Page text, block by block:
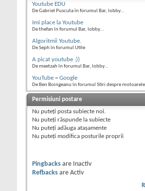
Youtube EDU
De Gabriel Puscuta în forumul Bar, lobby...
Imi place la Youtube
De thefan în forumul Bar, lobby...
Algoritmii Youtube.
De Seph în forumul Utile
A picat youtube :))
De meetzah în forumul Bar, lobby...
YouTube = Google
De Ben Boingeanu în forumul Stiri despre
Permisiuni postare
Nu puteţi posta subiecte noi.
Nu puteţi răspunde la subiecte
Nu puteţi adăuga ataşamente
Nu puteţi modifica posturile proprii
Pingbacks are
Inactiv
Refbacks are Activ